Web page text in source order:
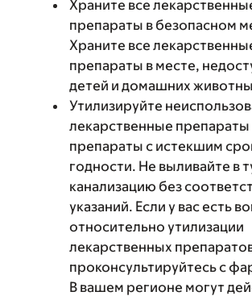
Храните все
препараты в безопасном
Храните все
препараты в месте,
детей и домашних
Утилизируйте
лекарственные препараты
препараты с истекшим
годности. Не выливайте в
канализацию без
указаний. Если у вас есть
относительно утилизации
лекарственных
проконсультируйтесь с
В вашем регионе могут